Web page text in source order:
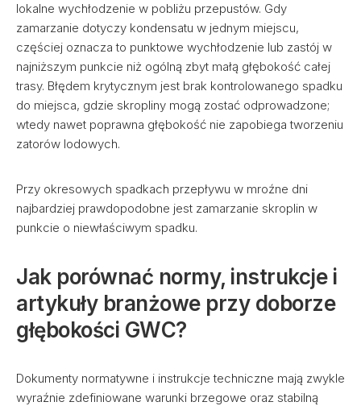
lokalne wychłodzenie w pobliżu przepustów. Gdy
zamarzanie dotyczy kondensatu w jednym miejscu,
częściej oznacza to punktowe wychłodzenie lub zastój w
najniższym punkcie niż ogólną zbyt małą głębokość całej
trasy. Błędem krytycznym jest brak kontrolowanego spadku
do miejsca, gdzie skropliny mogą zostać odprowadzone;
wtedy nawet poprawna głębokość nie zapobiega tworzeniu
zatorów lodowych.
Przy okresowych spadkach przepływu w mroźne dni
najbardziej prawdopodobne jest zamarzanie skroplin w
punkcie o niewłaściwym spadku.
Jak porównać normy, instrukcje i
artykuły branżowe przy doborze
głębokości GWC?
Dokumenty normatywne i instrukcje techniczne mają zwykle
wyraźnie zdefiniowane warunki brzegowe oraz stabilną